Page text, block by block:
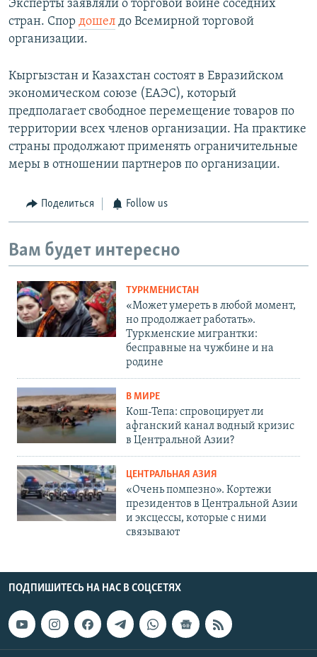
Эксперты заявляли о торговой войне соседних
стран. Спор дошел до Всемирной торговой
организации.
Кыргызстан и Казахстан состоят в Евразийском
экономическом союзе (ЕАЭС), который
предполагает свободное перемещение товаров по
территории всех членов организации. На практике
страны продолжают применять ограничительные
меры в отношении партнеров по организации.
Поделиться Follow us
Вам будет интересно
ТУРКМЕНИСТАН
«Может умереть в любой момент,
но продолжает работать».
Туркменские мигрантки:
бесправные на чужбине и на
родине
В МИРЕ
Кош-Тепа: спровоцирует ли
афганский канал водный кризис
в Центральной Азии?
ЦЕНТРАЛЬНАЯ АЗИЯ
«Очень помпезно». Кортежи
президентов в Центральной Азии
и эксцессы, которые с ними
связывают
ПОДПИШИТЕСЬ НА НАС В СОЦСЕТЯХ